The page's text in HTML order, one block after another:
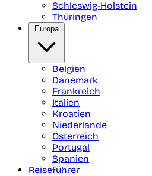
Schleswig-Holstein
Thüringen
Europa
Belgien
Dänemark
Frankreich
Italien
Kroatien
Niederlande
Österreich
Portugal
Spanien
Reiseführer